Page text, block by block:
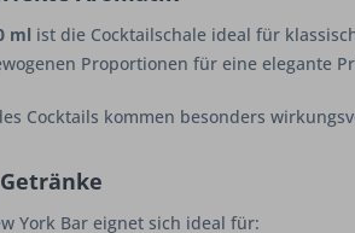
ml ist die Cocktailschale ideal für
Proportionen für eine elegante
Cocktails kommen besonders
York Bar eignet sich ideal für: